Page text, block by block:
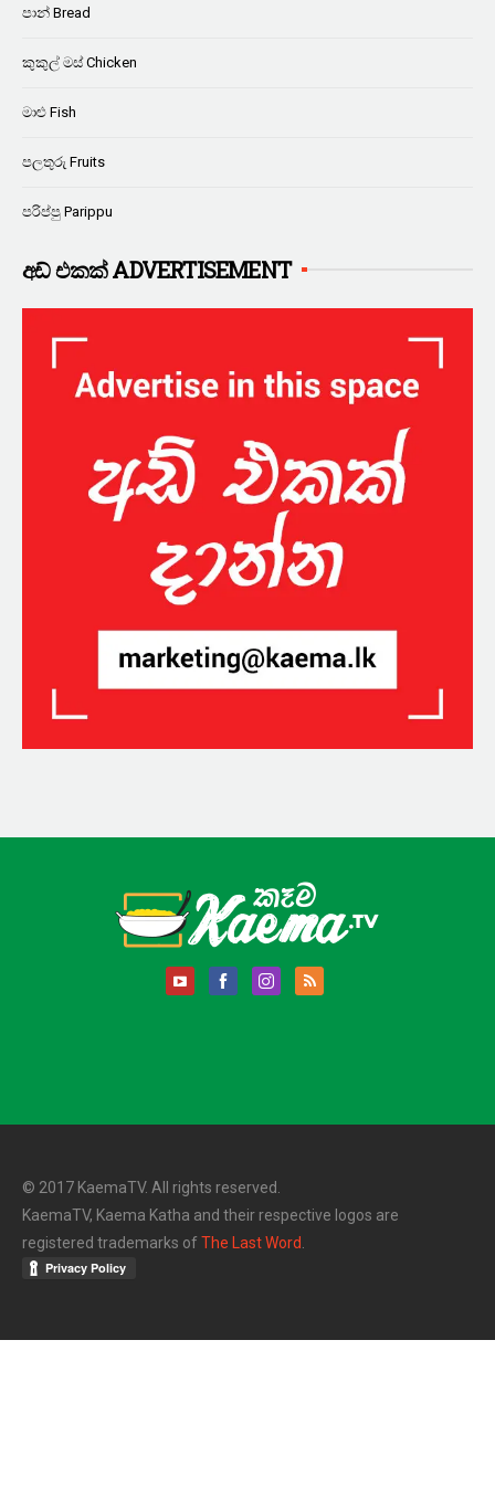
පාන් Bread
කුකුල් මස් Chicken
මාළු Fish
පලතුරු Fruits
පරිප්පු Parippu
අඩ් එකක් ADVERTISEMENT
© 2017 KaemaTV. All rights reserved.
KaemaTV, Kaema Katha and their respective logos are
registered trademarks of The Last Word